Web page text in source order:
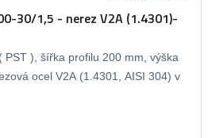
30/1,5 - nerez V2A (1.4301)-
PST ), šířka profilu 200 mm, výška
ocel V2A (1.4301, AISI 304) v